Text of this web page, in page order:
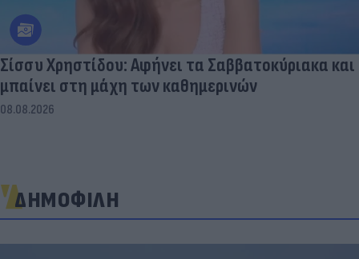
Σίσσυ Χρηστίδου: Αφήνει τα Σαββατοκύριακα και
μπαίνει στη μάχη των καθημερινών
08.08.2026
ΔΗΜΟΦΙΛΗ